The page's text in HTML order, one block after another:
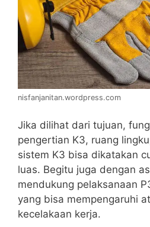
nisfanjanitan.wordpress.com
Jika dilihat dari tujuan,
pengertian K3, ruang
sistem K3 bisa dikatakan
luas. Begitu juga dengan
mendukung pelaksanaan
yang bisa mempengaruhi
kecelakaan kerja.